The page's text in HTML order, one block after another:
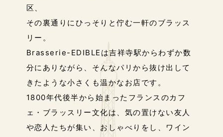
区、
その裏通りにひっそりと佇む一軒のブラッス
リー。
Brasserie-EDIBLEは吉祥寺駅からわずか数
分にありながら、 そんなパリから抜け出して
きたような小さくも温かなお店です。
1800年代後半から始まったフランスのカフ
ェ・ブラッスリー文化は、 気の置けない友人
や恋人たちが集い、おしゃべりをし、ワイン